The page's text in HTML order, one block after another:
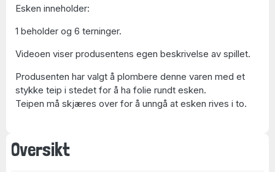
Oversikt
Esken inneholder:
1 beholder og 6 terninger.
Videoen viser produsentens egen beskrivelse av spillet.
Produsenten har valgt å plombere denne varen med et
stykke teip i stedet for å ha folie rundt esken.
Teipen må skjæres over for å unngå at esken rives i to.